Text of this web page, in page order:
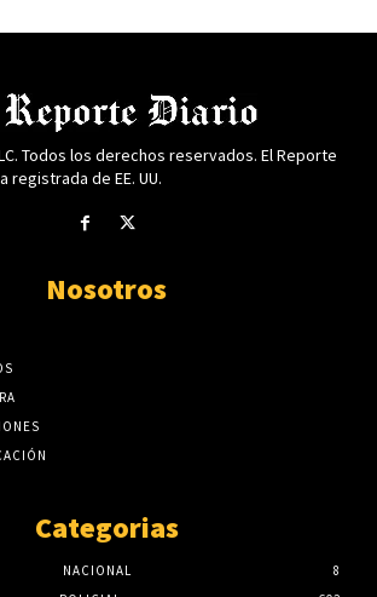
Todos los derechos reservados. El Reporte
registrada de EE. UU.
Nosotros
Categorias
NACIONAL
8